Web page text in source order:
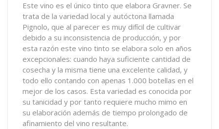
Este vino es el único tinto que elabora Gravner. Se
trata de la variedad local y autóctona llamada
Pignolo, que al parecer es muy difícil de cultivar
debido a su inconsistencia de producción, y por
esta razón este vino tinto se elabora solo en años
excepcionales: cuando haya suficiente cantidad de
cosecha y la misma tiene una excelente calidad, y
todo ello contando con apenas 1.000 botellas en el
mejor de los casos. Esta variedad es conocida por
su tanicidad y por tanto requiere mucho mimo en
su elaboración además de tiempo prolongado de
afinamiento del vino resultante.